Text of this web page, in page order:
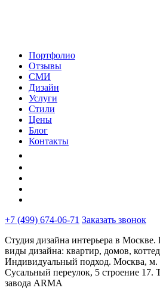
Портфолио
Отзывы
СМИ
Дизайн
Услуги
Стили
Цены
Блог
Контакты
+7 (499) 674-06-71 Заказать звонок
Студия дизайна интерьера в Москве.
виды дизайна: квартир, домов,
Индивидуальный подход. Москва,
Сусальный переулок, 5 строение 17.
завода ARMA